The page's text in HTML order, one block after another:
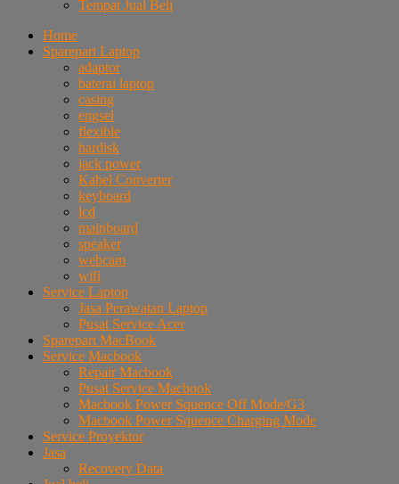
Tempat Jual Beli
Home
Sparepart Laptop
adaptor
baterai laptop
casing
engsel
flexible
hardisk
jack power
Kabel Converter
keyboard
lcd
mainboard
speaker
webcam
wifi
Service Laptop
Jasa Perawatan Laptop
Pusat Service Acer
Sparepart MacBook
Service Macbook
Repair Macbook
Pusat Service Macbook
Macbook Power Squence Off Mode/G3
Macbook Power Squence Charging Mode
Service Proyektor
Jasa
Recovery Data